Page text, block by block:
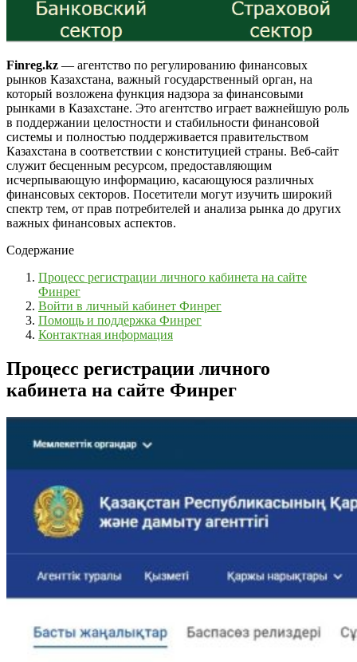
Finreg.kz — агентство по регулированию финансовых
рынков Казахстана, важный государственный орган, на
который возложена функция надзора за финансовыми
рынками в Казахстане. Это агентство играет важнейшую роль
в поддержании целостности и стабильности финансовой
системы и полностью поддерживается правительством
Казахстана в соответствии с конституцией страны. Веб-сайт
служит бесценным ресурсом, предоставляющим
исчерпывающую информацию, касающуюся различных
финансовых секторов. Посетители могут изучить широкий
спектр тем, от прав потребителей и анализа рынка до других
важных финансовых аспектов.
Содержание
Процесс регистрации личного кабинета на сайте
Финрег
Войти в личный кабинет Финрег
Помощь и поддержка Финрег
Контактная информация
Процесс регистрации личного
кабинета на сайте Финрег